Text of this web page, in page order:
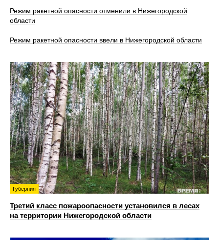
Режим ракетной опасности отменили в Нижегородской
области
Режим ракетной опасности ввели в Нижегородской области
Губерния
Третий класс пожароопасности установился в лесах
на территории Нижегородской области